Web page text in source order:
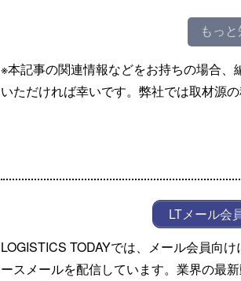
もっ
※本記事の関連情報などをお持ちの場合
いただければ幸いです。弊社では取材源の
LTメール会
LOGISTICS TODAYでは、メール会員向
ースメールを配信しています。業界の最